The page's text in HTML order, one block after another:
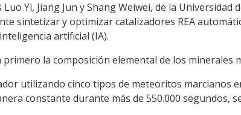
Yi, Jiang Jun y Shang Weiwei, de la Universidad
sintetizar y optimizar catalizadores REA
artificial (IA).
la composición elemental de los minerales
utilizando cinco tipos de meteoritos marcianos
constante durante más de 550.000 segundos,